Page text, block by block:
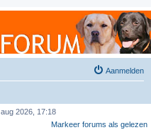
België!
Aanmelden
2026, 17:18
Markeer forums als gelezen